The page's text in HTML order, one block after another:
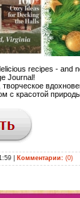
recipes - and
Journal!
с красотой
Комментарии: (0)